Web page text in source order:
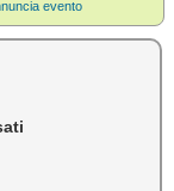
evento